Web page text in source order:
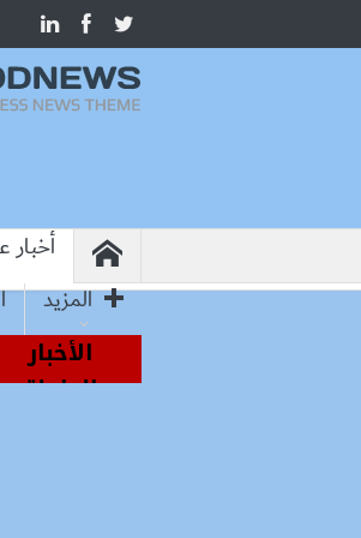
أخبار
المزيد
الأخبار
العاجلة
الملاعب إلى قيادة الفراعنة..
وزير التعليم: التعاون الدولي في